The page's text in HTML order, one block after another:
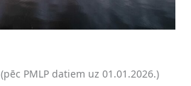
PMLP datiem uz 01.01.2026.)